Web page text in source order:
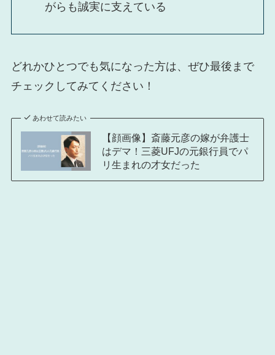
がらも誠実に支えている
どれかひとつでも気になった方は、ぜひ最後まで
チェックしてみてください！
あわせて読みたい
【顔画像】斎藤元彦の嫁が弁護士
はデマ！三菱UFJの元銀行員でパ
リ生まれの才女だった